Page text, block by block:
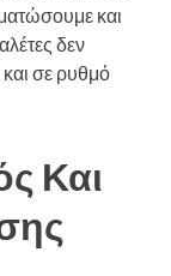
και
δεν
και σε ρυθμό
Και